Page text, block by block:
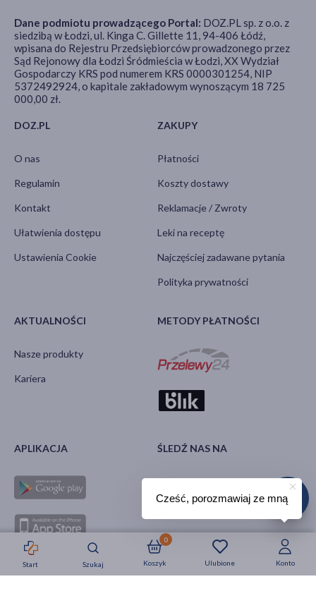
Strefa okazji Nowości Krótkie daty
Start Szukaj Ulubione
Koszyk
0
Konto
DOZ.PL
O nas
Regulamin
Kontakt
Ułatwienia dostępu
Ustawienia Cookie
ZAKUPY
Płatności
Koszty dostawy
Reklamacje / Zwroty
Leki na receptę
Najczęściej zadawane pytania
Polityka prywatności
AKTUALNOŚCI
Nasze produkty
Kariera
METODY PŁATNOŚCI
APLIKACJA ŚLEDŹ NAS NA
Dane podmiotu prowadzącego Portal: DOZ.PL sp. z o.o. z
siedzibą w Łodzi, ul. Kinga C. Gillette 11, 94-406 Łódź,
wpisana do Rejestru Przedsiębiorców prowadzonego przez
Sąd Rejonowy dla Łodzi Śródmieścia w Łodzi, XX Wydział
Gospodarczy KRS pod numerem KRS 0000301254, NIP
5372492924, o kapitale zakładowym wynoszącym 18 725
000,00 zł.
Cześć, porozmawiaj ze mną